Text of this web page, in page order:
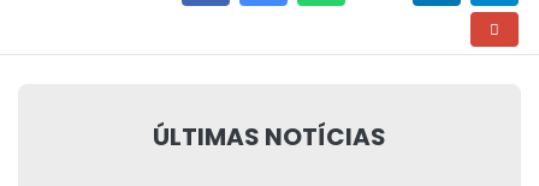
ÚLTIMAS NOTÍCIAS